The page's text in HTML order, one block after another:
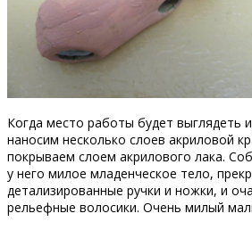
Когда место работы будет выглядеть
наносим несколько слоев акриловой
покрываем слоем акрилового лака.
у него милое младенческое тело,
детализированные ручки и ножки, и
рельефные волосики. Очень милый